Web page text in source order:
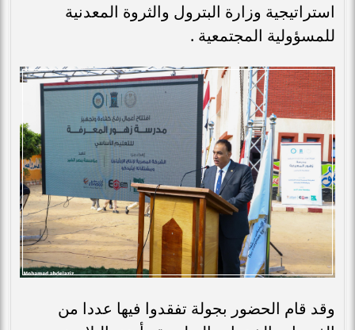
استراتيجية وزارة البترول والثروة المعدنية
للمسؤولية المجتمعية .
وقد قام الحضور بجولة تفقدوا فيها عددا من